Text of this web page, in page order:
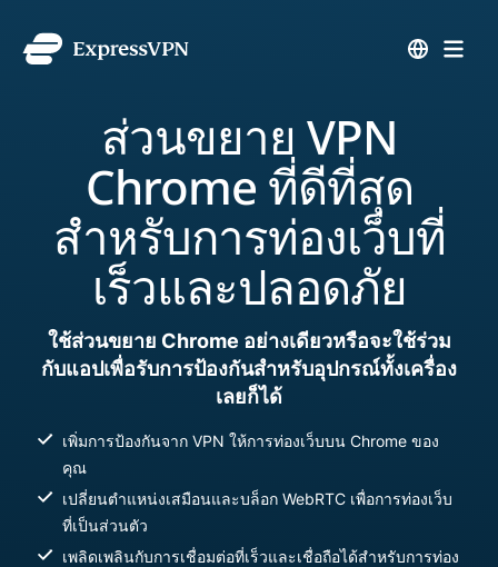
ส่วนขยาย VPN
Chrome ที่ดีที่สุด
สำหรับการท่องเว็บที่
เร็วและปลอดภัย
ใช้ส่วนขยาย Chrome อย่างเดียวหรือจะใช้ร่วม
กับแอปเพื่อรับการป้องกันสำหรับอุปกรณ์ทั้งเครื่อง
เลยก็ได้
เพิ่มการป้องกันจาก VPN ให้การท่องเว็บบน Chrome ของ
คุณ
เปลี่ยนตำแหน่งเสมือนและบล็อก WebRTC เพื่อการท่องเว็บ
ที่เป็นส่วนตัว
เพลิดเพลินกับการเชื่อมต่อที่เร็วและเชื่อถือได้สำหรับการท่อง